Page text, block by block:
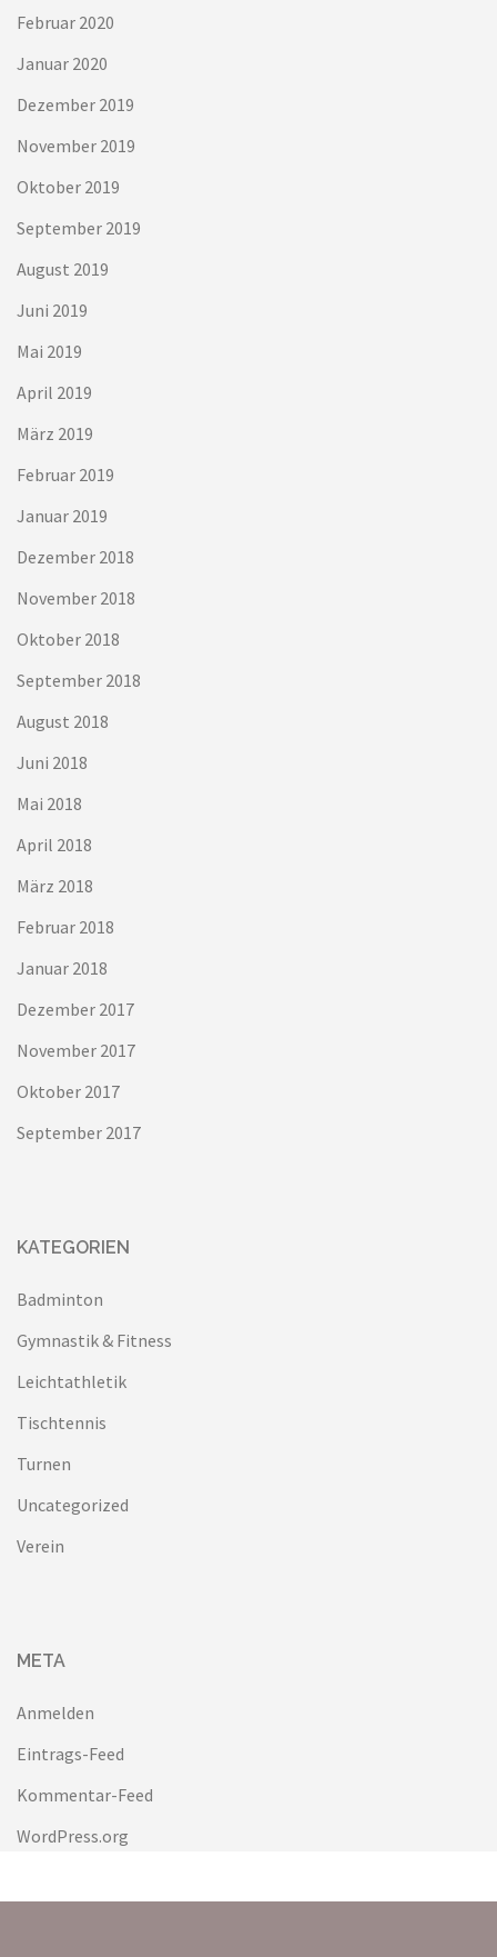
Februar 2020
Januar 2020
Dezember 2019
November 2019
Oktober 2019
September 2019
August 2019
Juni 2019
Mai 2019
April 2019
März 2019
Februar 2019
Januar 2019
Dezember 2018
November 2018
Oktober 2018
September 2018
August 2018
Juni 2018
Mai 2018
April 2018
März 2018
Februar 2018
Januar 2018
Dezember 2017
November 2017
Oktober 2017
September 2017
KATEGORIEN
Badminton
Gymnastik & Fitness
Leichtathletik
Tischtennis
Turnen
Uncategorized
Verein
META
Anmelden
Eintrags-Feed
Kommentar-Feed
WordPress.org